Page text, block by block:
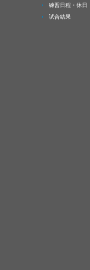
練習日程・休日
試合結果